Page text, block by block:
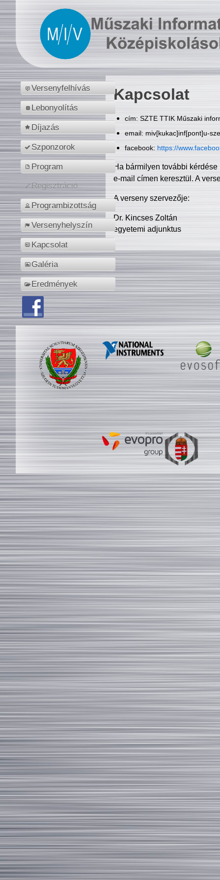
Versenyfelhívás
Lebonyolítás
Díjazás
Szponzorok
Program
Regisztráció
Programbizottság
Versenyhelyszín
Kapcsolat
Galéria
Eredmények
Kapcsolat
cím: SZTE TTIK Műszaki
email: miv[kukac]inf[pont]u-
facebook: https://
Ha bármilyen további
e-mail címen keresztül. A
A verseny szervezője:
Dr. Kincses Zoltán
egyetemi adjunktus